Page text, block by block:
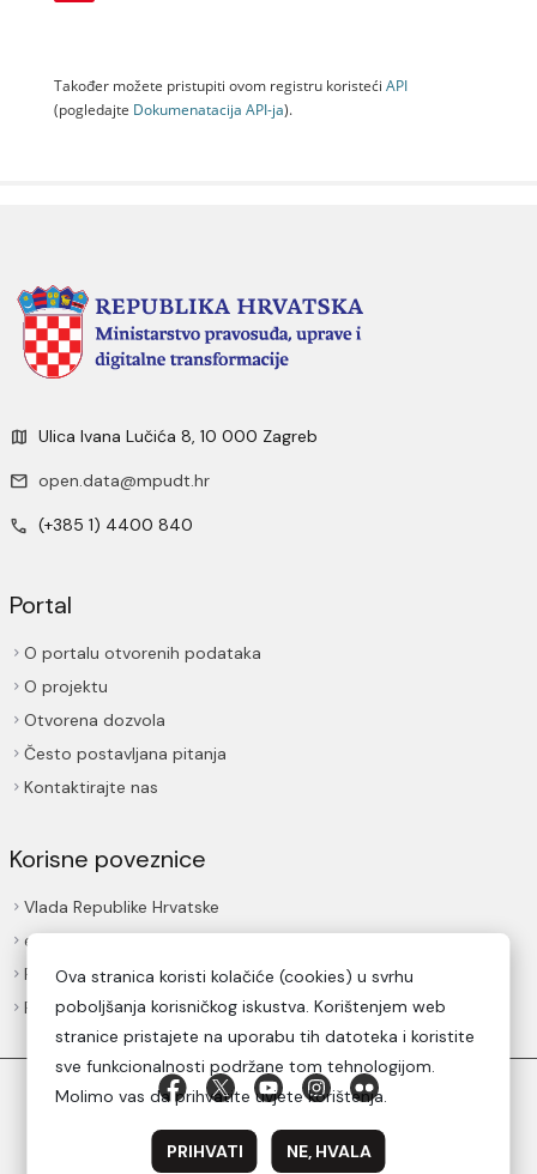
Također možete pristupiti ovom registru koristeći API
(pogledajte Dokumenаtаcijа API-jа).